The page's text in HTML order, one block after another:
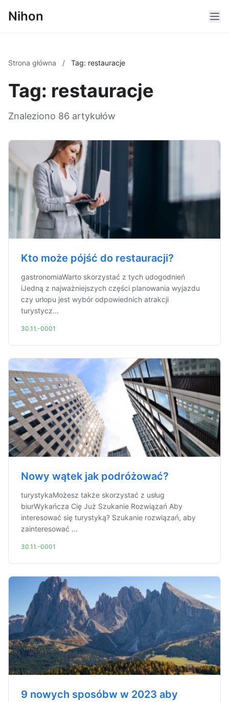
Nihon
Strona główna / Tag: restauracje
Tag: restauracje
Znaleziono 86 artykułów
Kto może pójść do restauracji?
gastronomiaWarto skorzystać z tych udogodnień
iJedną z najważniejszych części planowania wyjazdu
czy urlopu jest wybór odpowiednich atrakcji
turystycz...
30.11.-0001
Nowy wątek jak podróżować?
turystykaMożesz także skorzystać z usług
biurWykańcza Cię Już Szukanie Rozwiązań Aby
interesować się turystyką? Szukanie rozwiązań, aby
zainteresować ...
30.11.-0001
9 nowych sposóbw w 2023 aby